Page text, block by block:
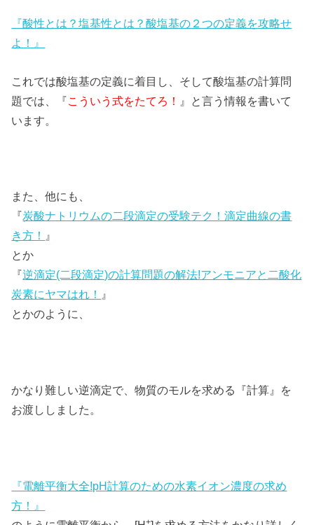
『酸性とは？塩基性とは？酸塩基の２つの定義を攻略せ
よ！』
これでは酸塩基の定義に着目し、そして酸塩基の計算問
題では、『こういう式をたてろ！
』と言う情報を書いて
います。
また、他にも、
『炭酸ナトリウムの二段滴定の受験テク！滴定曲線の書
き方！
』
とか
『逆滴定(二段滴定)の計算問題の解法!アンモニアと二酸化
炭素にヤマはれ！
』
とかのように、
かなり難しい逆滴定で、物質のモルを求める『計算』を
お渡ししました。
『電離平衡大全!pH計算のための水素イオン濃度の求め
方！』
+